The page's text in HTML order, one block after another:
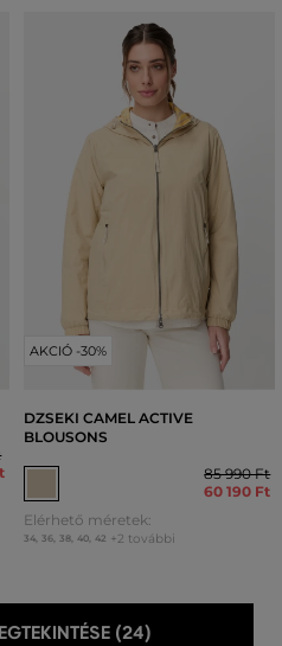
AKCIÓ -30%
DZSEKI CAMEL ACTIVE
BLOUSONS
85 990 Ft
60 190 Ft
Elérhető méretek:
34, 36, 38, 40, 42 +2 további
(24)